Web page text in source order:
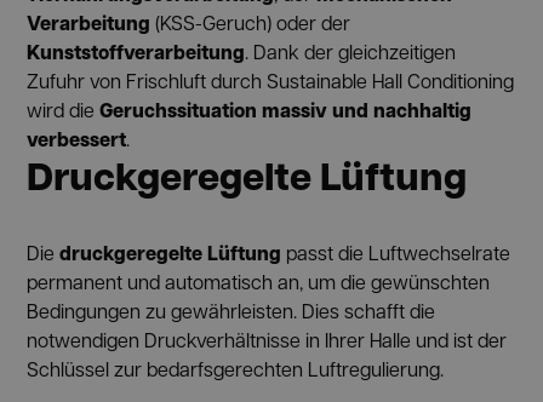
Verarbeitung (KSS-Geruch) oder der
Kunststoffverarbeitung. Dank der gleichzeitigen
Zufuhr von Frischluft durch Sustainable Hall Conditioning
wird dieGeruchssituation massiv und nachhaltig
verbessert.
Druckgeregelte Lüftung
Diedruckgeregelte Lüftung passt die Luftwechselrate
permanent und automatisch an, um die gewünschten
Bedingungen zu gewährleisten. Dies schafft die
notwendigen Druckverhältnisse in Ihrer Halle und ist der
Schlüssel zur bedarfsgerechten Luftregulierung.